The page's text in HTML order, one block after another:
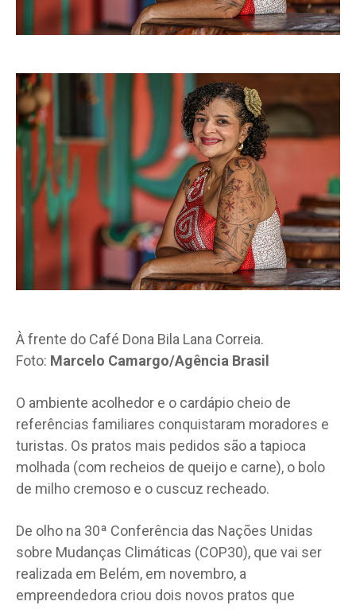
À frente do Café Dona Bila Lana Correia.
Foto: Marcelo Camargo/Agência Brasil
O ambiente acolhedor e o cardápio cheio de
referências familiares conquistaram moradores e
turistas. Os pratos mais pedidos são a tapioca
molhada (com recheios de queijo e carne), o bolo
de milho cremoso e o cuscuz recheado.
De olho na 30ª Conferência das Nações Unidas
sobre Mudanças Climáticas (COP30), que vai ser
realizada em Belém, em novembro, a
empreendedora criou dois novos pratos que